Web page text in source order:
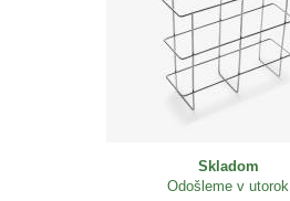
Skladom
Odošleme v utorok